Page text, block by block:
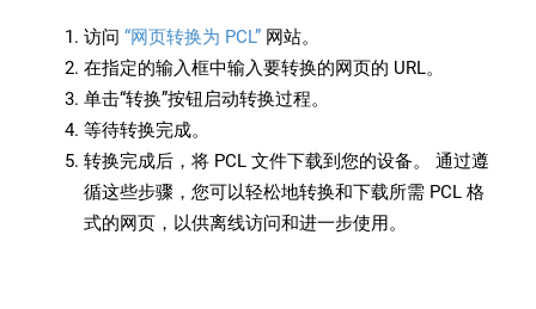
访问 “网页转换为 PCL” 网站。
在指定的输入框中输入要转换的网页的 URL。
单击“转换”按钮启动转换过程。
等待转换完成。
转换完成后，将 PCL 文件下载到您的设备。 通过遵
循这些步骤，您可以轻松地转换和下载所需 PCL 格
式的网页，以供离线访问和进一步使用。